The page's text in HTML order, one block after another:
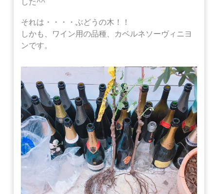
それは・・・・ぶどうの木！！
しかも、ワイン用の品種、カベルネソーヴィニヨ
ンです。